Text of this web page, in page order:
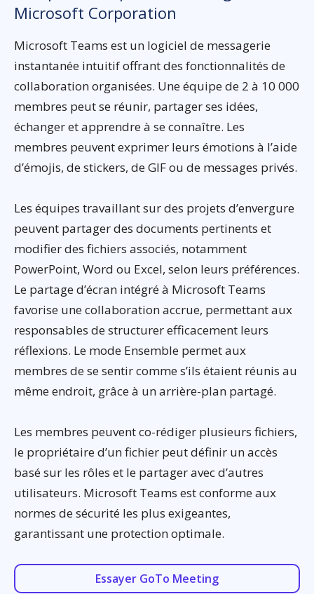
Microsoft Corporation
Microsoft Teams est un logiciel de messagerie
instantanée intuitif offrant des fonctionnalités de
collaboration organisées. Une équipe de 2 à 10 000
membres peut se réunir, partager ses idées,
échanger et apprendre à se connaître. Les
membres peuvent exprimer leurs émotions à l’aide
d’émojis, de stickers, de GIF ou de messages privés.
Les équipes travaillant sur des projets d’envergure
peuvent partager des documents pertinents et
modifier des fichiers associés, notamment
PowerPoint, Word ou Excel, selon leurs préférences.
Le partage d’écran intégré à Microsoft Teams
favorise une collaboration accrue, permettant aux
responsables de structurer efficacement leurs
réflexions. Le mode Ensemble permet aux
membres de se sentir comme s’ils étaient réunis au
même endroit, grâce à un arrière-plan partagé.
Les membres peuvent co-rédiger plusieurs fichiers,
le propriétaire d’un fichier peut définir un accès
basé sur les rôles et le partager avec d’autres
utilisateurs. Microsoft Teams est conforme aux
normes de sécurité les plus exigeantes,
garantissant une protection optimale.
Essayer GoTo Meeting